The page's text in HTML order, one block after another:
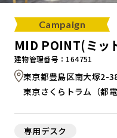
Campaign
MID POINT(ミッ
建物管理番号：164751
東京都豊島区南大塚2-
東京さくらトラム（都
専用デスク